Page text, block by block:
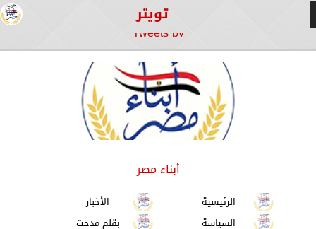
تويتر
Tweets by
أبناء مصر
الرئيسية
الأخبار
السياسة
بقلم مدحت